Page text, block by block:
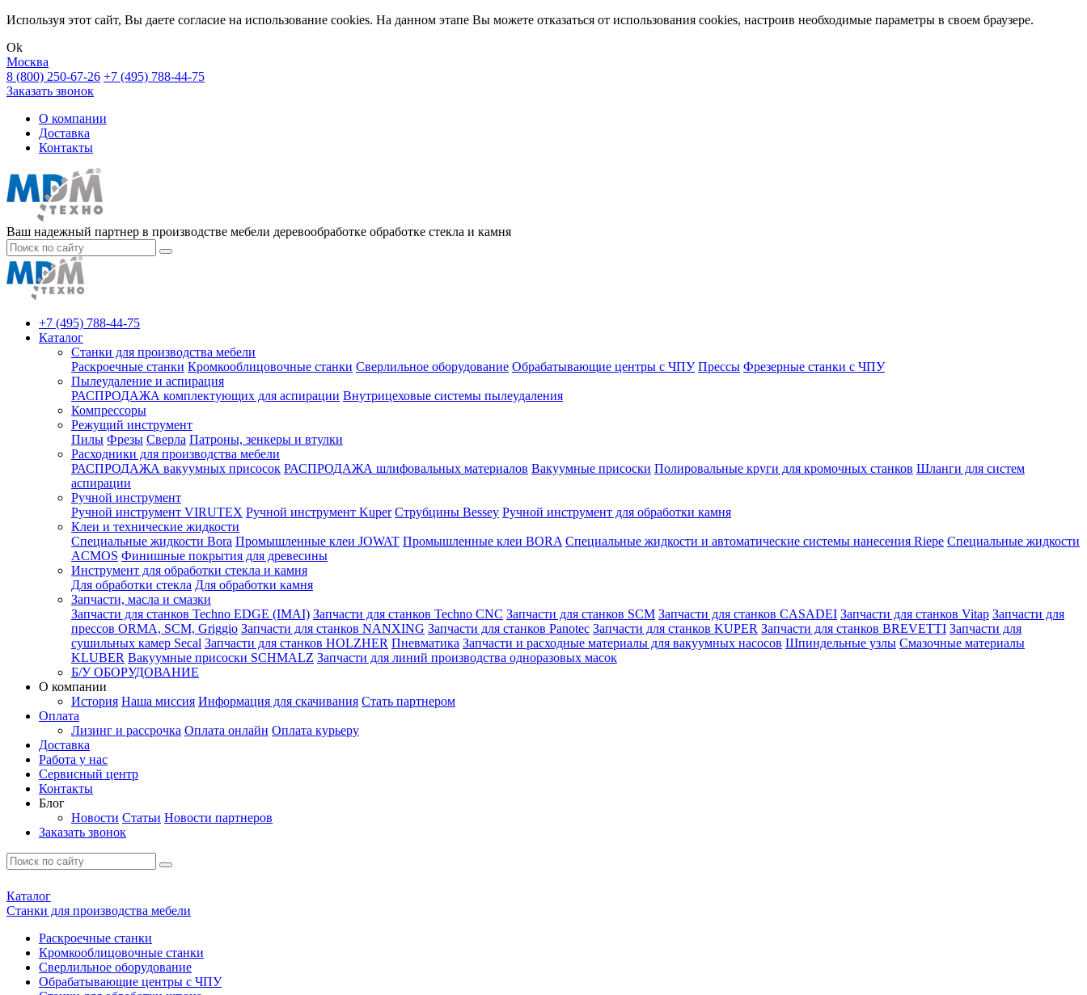
Используя этот сайт, Вы даете согласие на использование cookies. На данном этапе Вы можете отказаться от использования cookies, настроив необходимые параметры в своем браузере.
Ok
Москва
8 (800) 250-67-26 +7 (495) 788-44-75
Заказать звонок
О компании
Доставка
Контакты
Ваш надежный партнер в производстве мебели деревообработке обработке стекла и камня
+7 (495) 788-44-75
Каталог
Станки для производства мебели
Раскроечные станки Кромкооблицовочные станки Сверлильное оборудование Обрабатывающие центры с ЧПУ Прессы Фрезерные станки с ЧПУ
Пылеудаление и аспирация
РАСПРОДАЖА комплектующих для аспирации Внутрицеховые системы пылеудаления
Компрессоры
Режущий инструмент
Пилы Фрезы Сверла Патроны, зенкеры и втулки
Расходники для производства мебели
РАСПРОДАЖА вакуумных присосок РАСПРОДАЖА шлифовальных материалов Вакуумные присоски Полировальные круги для кромочных станков Шланги для систем
аспирации
Ручной инструмент
Ручной инструмент VIRUTEX Ручной инструмент Kuper Струбцины Bessey Ручной инструмент для обработки камня
Клеи и технические жидкости
Специальные жидкости Bora Промышленные клеи JOWAT Промышленные клеи BORA Специальные жидкости и автоматические системы нанесения Riepe Специальные жидкости
ACMOS Финишные покрытия для древесины
Инструмент для обработки стекла и камня
Для обработки стекла Для обработки камня
Запчасти, масла и смазки
Запчасти для станков Techno EDGE (IMAI) Запчасти для станков Techno CNC Запчасти для станков SCM Запчасти для станков CASADEI Запчасти для станков Vitap Запчасти для
прессов ORMA, SCM, Griggio Запчасти для станков NANXING Запчасти для станков Panotec Запчасти для станков KUPER Запчасти для станков BREVETTI Запчасти для
сушильных камер Secal Запчасти для станков HOLZHER Пневматика Запчасти и расходные материалы для вакуумных насосов Шпиндельные узлы Смазочные материалы
KLUBER Вакуумные присоски SCHMALZ Запчасти для линий производства одноразовых масок
Б/У ОБОРУДОВАНИЕ
О компании
История Наша миссия Информация для скачивания Стать партнером
Оплата
Лизинг и рассрочка Оплата онлайн Оплата курьеру
Доставка
Работа у нас
Сервисный центр
Контакты
Блог
Новости Статьи Новости партнеров
Заказать звонок
Каталог
Станки для производства мебели
Раскроечные станки
Кромкооблицовочные станки
Сверлильное оборудование
Обрабатывающие центры с ЧПУ